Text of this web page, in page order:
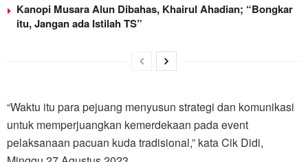
Kanopi Musara Alun Dibahas, Khairul Ahadian; “Bongkar
itu, Jangan ada Istilah TS”
“Waktu itu para pejuang menyusun strategi dan komunikasi
untuk memperjuangkan kemerdekaan pada event
pelaksanaan pacuan kuda tradisional,” kata Cik Didi,